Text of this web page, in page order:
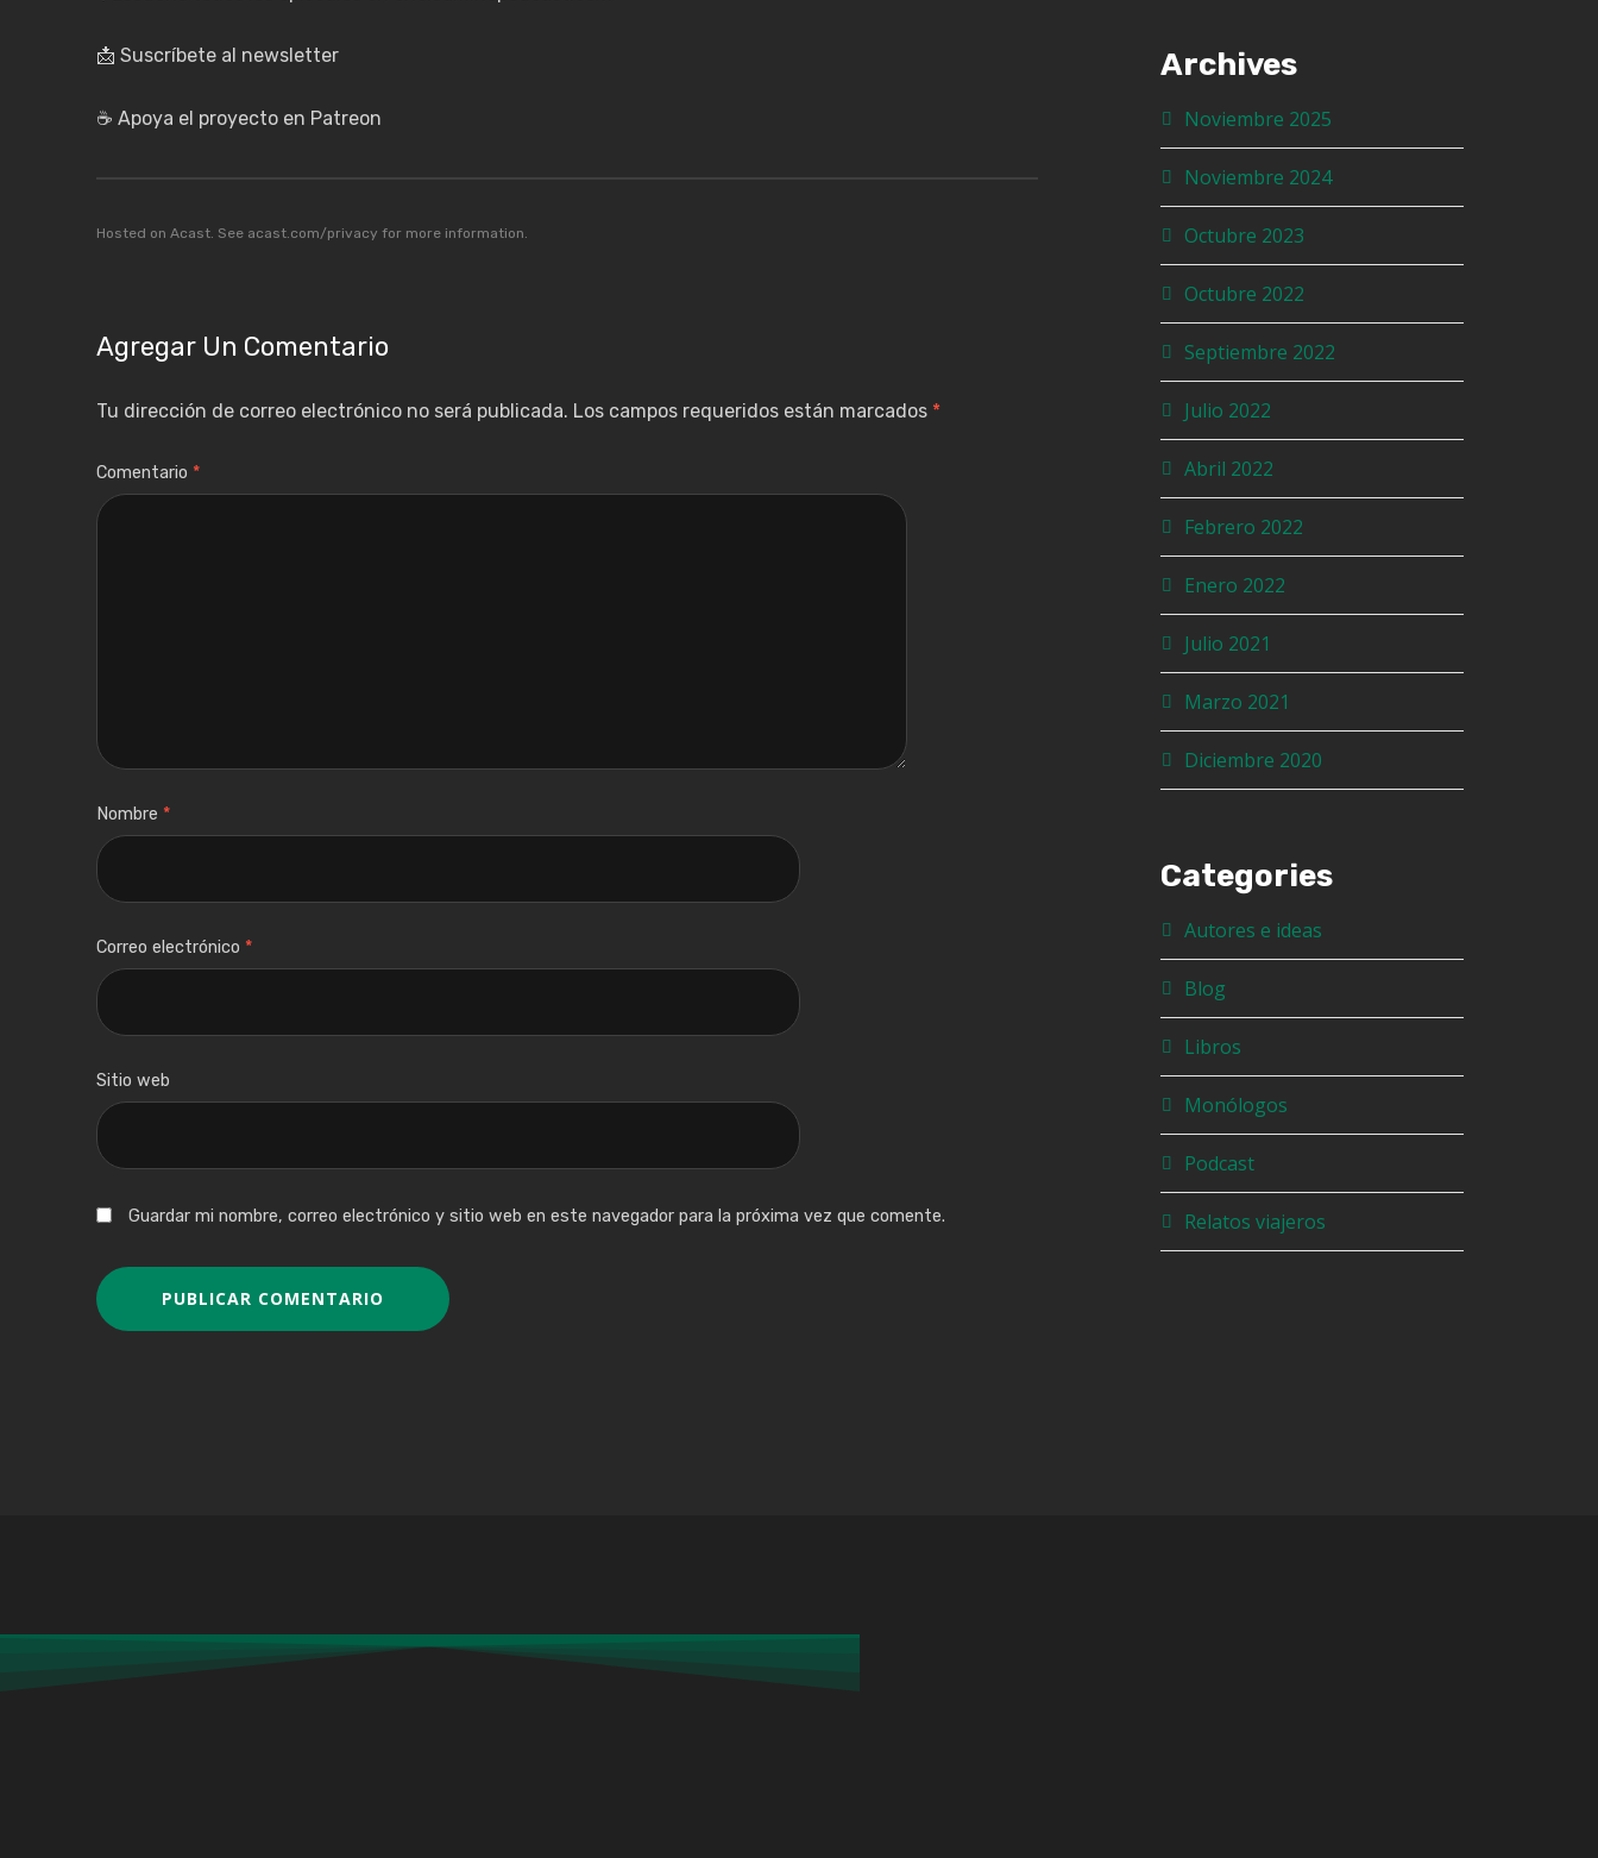
📩 Suscríbete al newsletter
☕ Apoya el proyecto en Patreon
Hosted on Acast. See acast.com/privacy for more information.
Agregar Un Comentario
Tu dirección de correo electrónico no será publicada. Los campos requeridos están marcados *
Comentario *
Nombre *
Correo electrónico *
Sitio web
Guardar mi nombre, correo electrónico y sitio web en este navegador para la próxima vez que comente.
Archives
Noviembre 2025
Noviembre 2024
Octubre 2023
Octubre 2022
Septiembre 2022
Julio 2022
Abril 2022
Febrero 2022
Enero 2022
Julio 2021
Marzo 2021
Diciembre 2020
Categories
Autores e ideas
Blog
Libros
Monólogos
Podcast
Relatos viajeros